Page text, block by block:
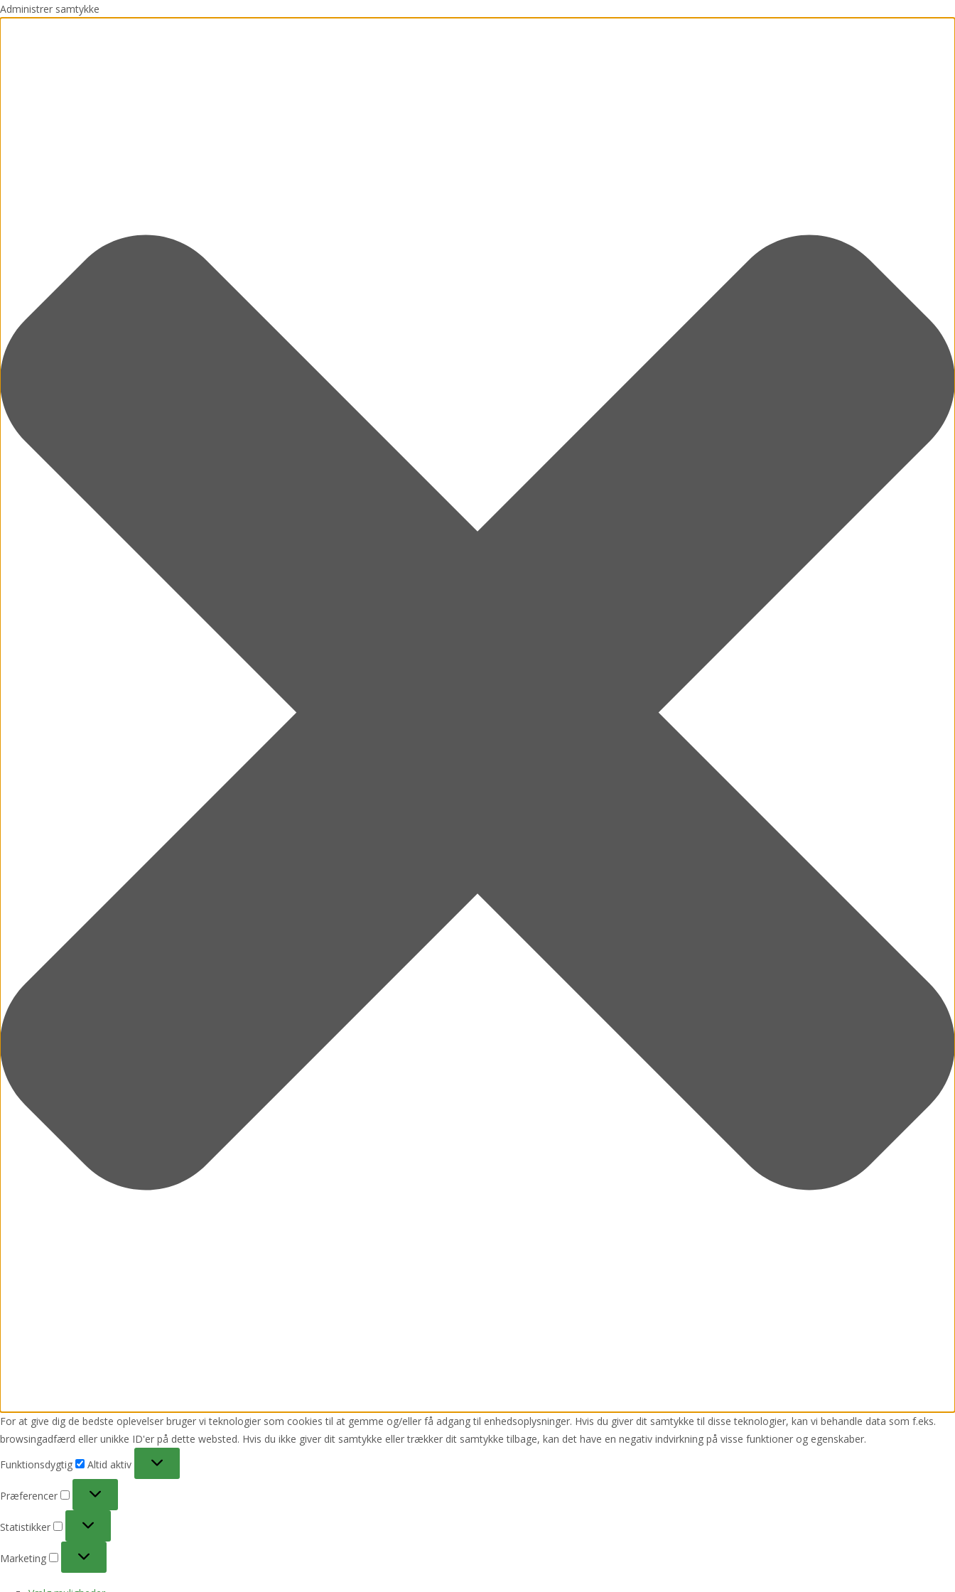
Administrer samtykke
For at give dig de bedste oplevelser bruger vi teknologier som cookies til at gemme og/eller få adgang til enhedsoplysninger. Hvis du giver dit samtykke til disse teknologier, kan vi behandle data som f.eks.
browsingadfærd eller unikke ID'er på dette websted. Hvis du ikke giver dit samtykke eller trækker dit samtykke tilbage, kan det have en negativ indvirkning på visse funktioner og egenskaber.
Funktionsdygtig
Funktionsdygtig
Altid aktiv
Præferencer
Præferencer
Statistikker
Statistikker
Marketing
Marketing